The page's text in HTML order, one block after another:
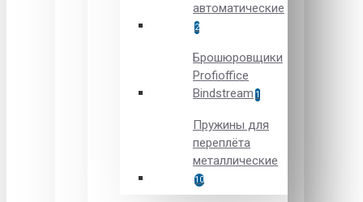
автоматические
2
Брошюровщики
Рrofioffice
Вindstream 1
Пружины для
переплёта
металлические
10